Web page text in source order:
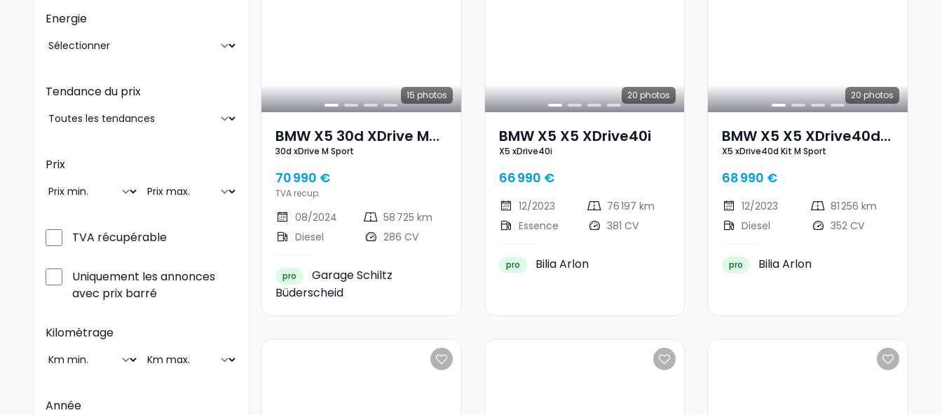
Energie
Tendance du prix
Prix
TVA récupérable
Uniquement les annonces
avec prix barré
Kilomètrage
Année
15 photos
BMW X5 30d XDrive M
Sport
30d xDrive M Sport
70 990 €
TVA recup.
08/2024
58 725 km
Diesel
286 CV
pro
Garage Schiltz
Büderscheid
20 photos
BMW X5 X5 XDrive40i
X5 xDrive40i
66 990 €
12/2023
76 197 km
Essence
381 CV
pro Bilia Arlon
20 photos
BMW X5 X5 XDrive40d
Kit M Sport
X5 xDrive40d Kit M Sport
68 990 €
12/2023
81 256 km
Diesel
352 CV
pro Bilia Arlon